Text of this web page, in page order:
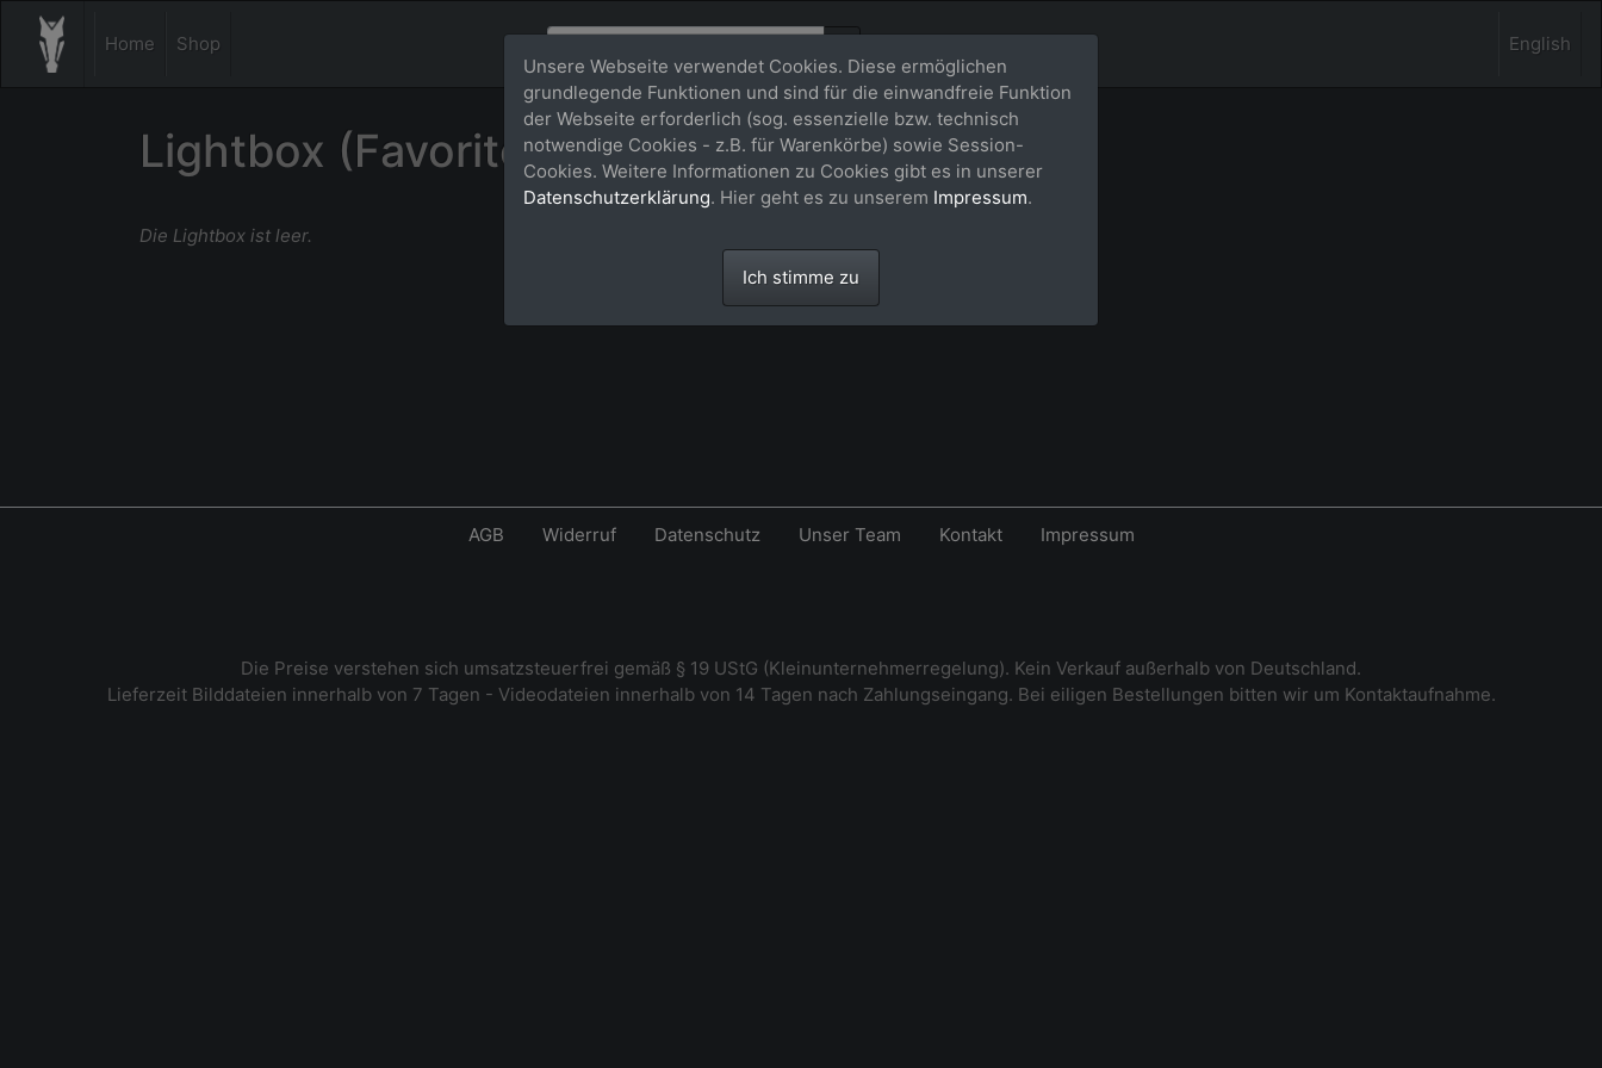
Home Shop English
Lightbox (Favoriten)
Die Lightbox ist leer.
Unsere Webseite verwendet Cookies. Diese ermöglichen
grundlegende Funktionen und sind für die einwandfreie Funktion
der Webseite erforderlich (sog. essenzielle bzw. technisch
notwendige Cookies - z.B. für Warenkörbe) sowie Session-
Cookies. Weitere Informationen zu Cookies gibt es in unserer
Datenschutzerklärung. Hier geht es zu unserem Impressum.
Ich stimme zu
AGB Widerruf Datenschutz Unser Team Kontakt Impressum
Die Preise verstehen sich umsatzsteuerfrei gemäß § 19 UStG (Kleinunternehmerregelung). Kein Verkauf außerhalb von Deutschland.
Lieferzeit Bilddateien innerhalb von 7 Tagen - Videodateien innerhalb von 14 Tagen nach Zahlungseingang. Bei eiligen Bestellungen bitten wir um Kontaktaufnahme.